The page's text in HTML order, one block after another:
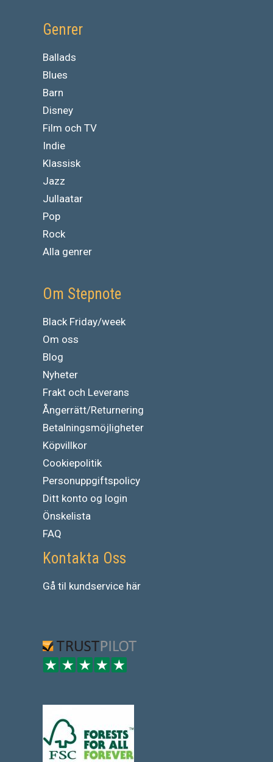
Genrer
Ballads
Blues
Barn
Disney
Film och TV
Indie
Klassisk
Jazz
Jullaatar
Pop
Rock
Alla genrer
Om Stepnote
Black Friday/week
Om oss
Blog
Nyheter
Frakt och Leverans
Ångerrätt/Returnering
Betalningsmöjligheter
Köpvillkor
Cookiepolitik
Personuppgiftspolicy
Ditt konto og login
Önskelista
FAQ
Kontakta Oss
Gå til kundservice här